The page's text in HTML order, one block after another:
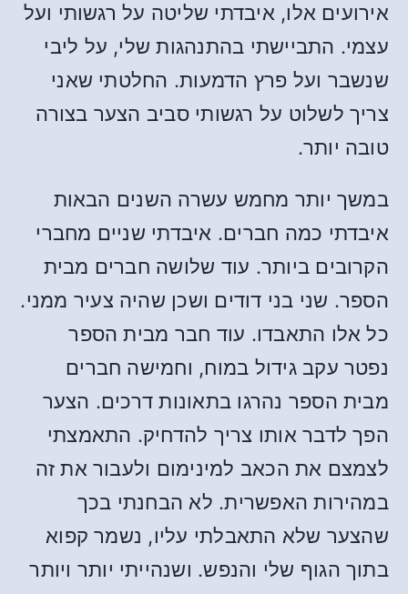
אירועים אלו, איבדתי שליטה על רגשותי ועל
עצמי. התביישתי בהתנהגות שלי, על ליבי
שנשבר ועל פרץ הדמעות. החלטתי שאני
צריך לשלוט על רגשותי סביב הצער בצורה
טובה יותר.
במשך יותר מחמש עשרה השנים הבאות
איבדתי כמה חברים. איבדתי שניים מחברי
הקרובים ביותר. עוד שלושה חברים מבית
הספר. שני בני דודים ושכן שהיה צעיר ממני.
כל אלו התאבדו. עוד חבר מבית הספר
נפטר עקב גידול במוח, וחמישה חברים
מבית הספר נהרגו בתאונות דרכים. הצער
הפך לדבר אותו צריך להדחיק. התאמצתי
לצמצם את הכאב למינימום ולעבור את זה
במהירות האפשרית. לא הבחנתי בכך
שהצער שלא התאבלתי עליו, נשמר קפוא
בתוך הגוף שלי והנפש. ושנהייתי יותר ויותר